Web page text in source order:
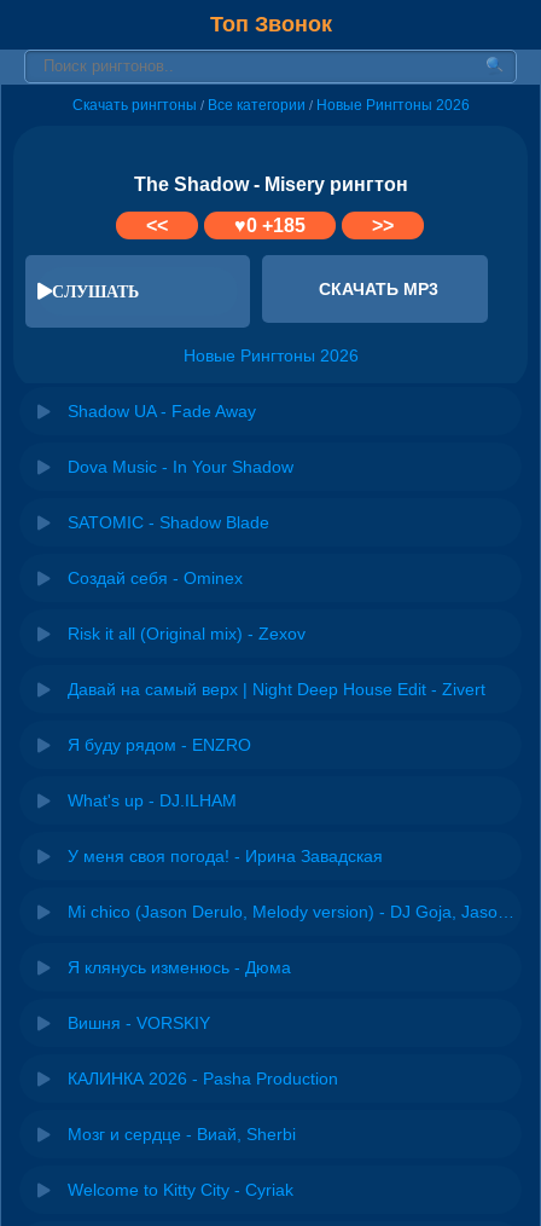
Топ Звонок
Скачать рингтоны / Все категории / Новые Рингтоны 2026
The Shadow - Misery рингтон
<<
♥0+185 >>
СЛУШАТЬ СКАЧАТЬ MP3
Новые Рингтоны 2026
Shadow UA - Fade Away
Dova Music - In Your Shadow
SATOMIC - Shadow Blade
Создай себя - Ominex
Risk it all (Original mix) - Zexov
Давай на самый верх | Night Deep House Edit - Zivert
Я буду рядом - ENZRO
What's up - DJ.ILHAM
У меня своя погода! - Ирина Завадская
Я клянусь изменюсь - Дюма
Вишня - VORSKIY
КАЛИНКА 2026 - Pasha Production
Мозг и сердце - Виай, Sherbi
Welcome to Kitty City - Cyriak